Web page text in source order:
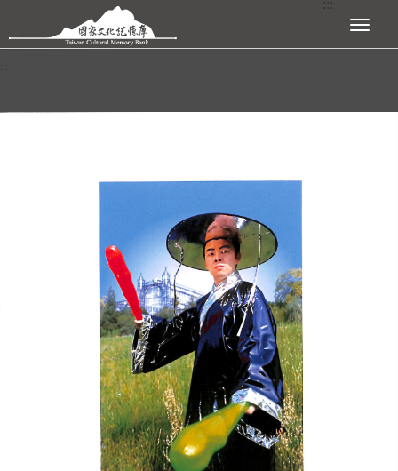
跳到主要內容區塊 展開選單